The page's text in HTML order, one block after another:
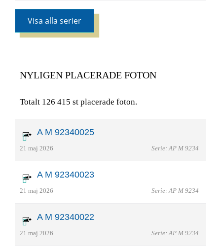
Visa alla serier
NYLIGEN PLACERADE FOTON
Totalt 126 415 st placerade foton.
A M 92340025
21 maj 2026 Serie: AP M 9234
A M 92340023
21 maj 2026 Serie: AP M 9234
A M 92340022
21 maj 2026 Serie: AP M 9234